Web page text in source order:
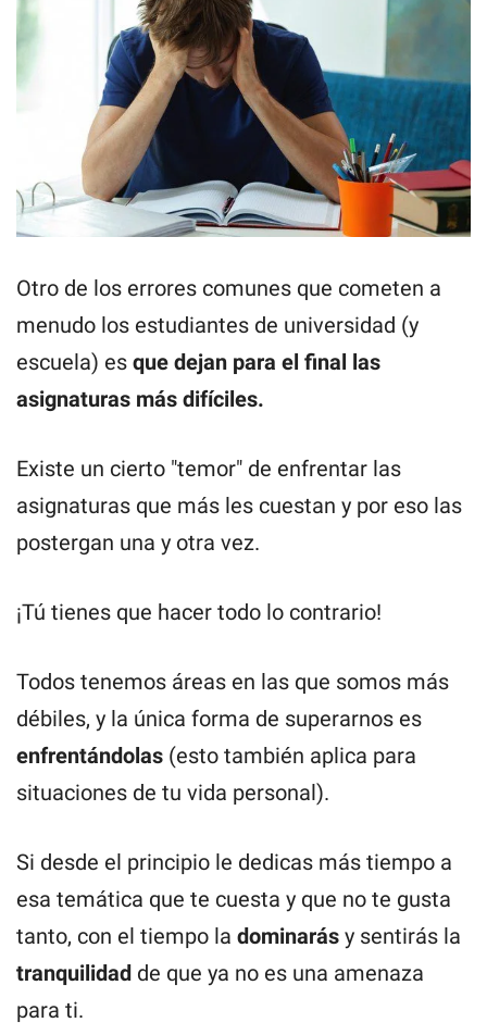
Otro de los errores comunes que cometen a
menudo los estudiantes de universidad (y
escuela) es que dejan para el final las
asignaturas más difíciles.
Existe un cierto "temor" de enfrentar las
asignaturas que más les cuestan y por eso las
postergan una y otra vez.
¡Tú tienes que hacer todo lo contrario!
Todos tenemos áreas en las que somos más
débiles, y la única forma de superarnos es
enfrentándolas (esto también aplica para
situaciones de tu vida personal).
Si desde el principio le dedicas más tiempo a
esa temática que te cuesta y que no te gusta
tanto, con el tiempo la dominarás y sentirás la
tranquilidad de que ya no es una amenaza
para ti.